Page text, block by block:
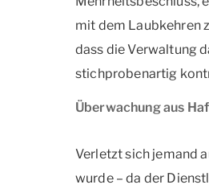
mit dem Laubkehren
dass die Verwaltung
stichprobenartig
Überwachung aus
Verletzt sich jemand
wurde – da der